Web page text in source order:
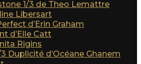
1/3 de Theo Lemattre
Libersart
d’Erin Graham
d’Elle Catt
Rigins
Duplicité d’Océane Ghanem